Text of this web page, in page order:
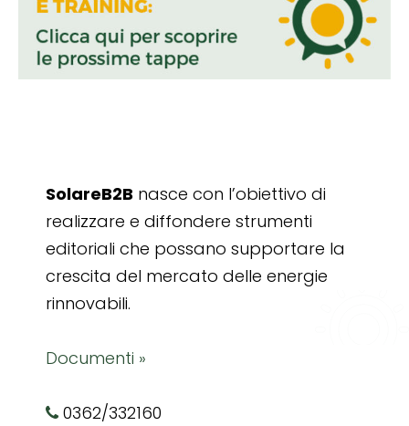
SolareB2B nasce con l’obiettivo di
realizzare e diffondere strumenti
editoriali che possano supportare la
crescita del mercato delle energie
rinnovabili.
Documenti »
0362/332160